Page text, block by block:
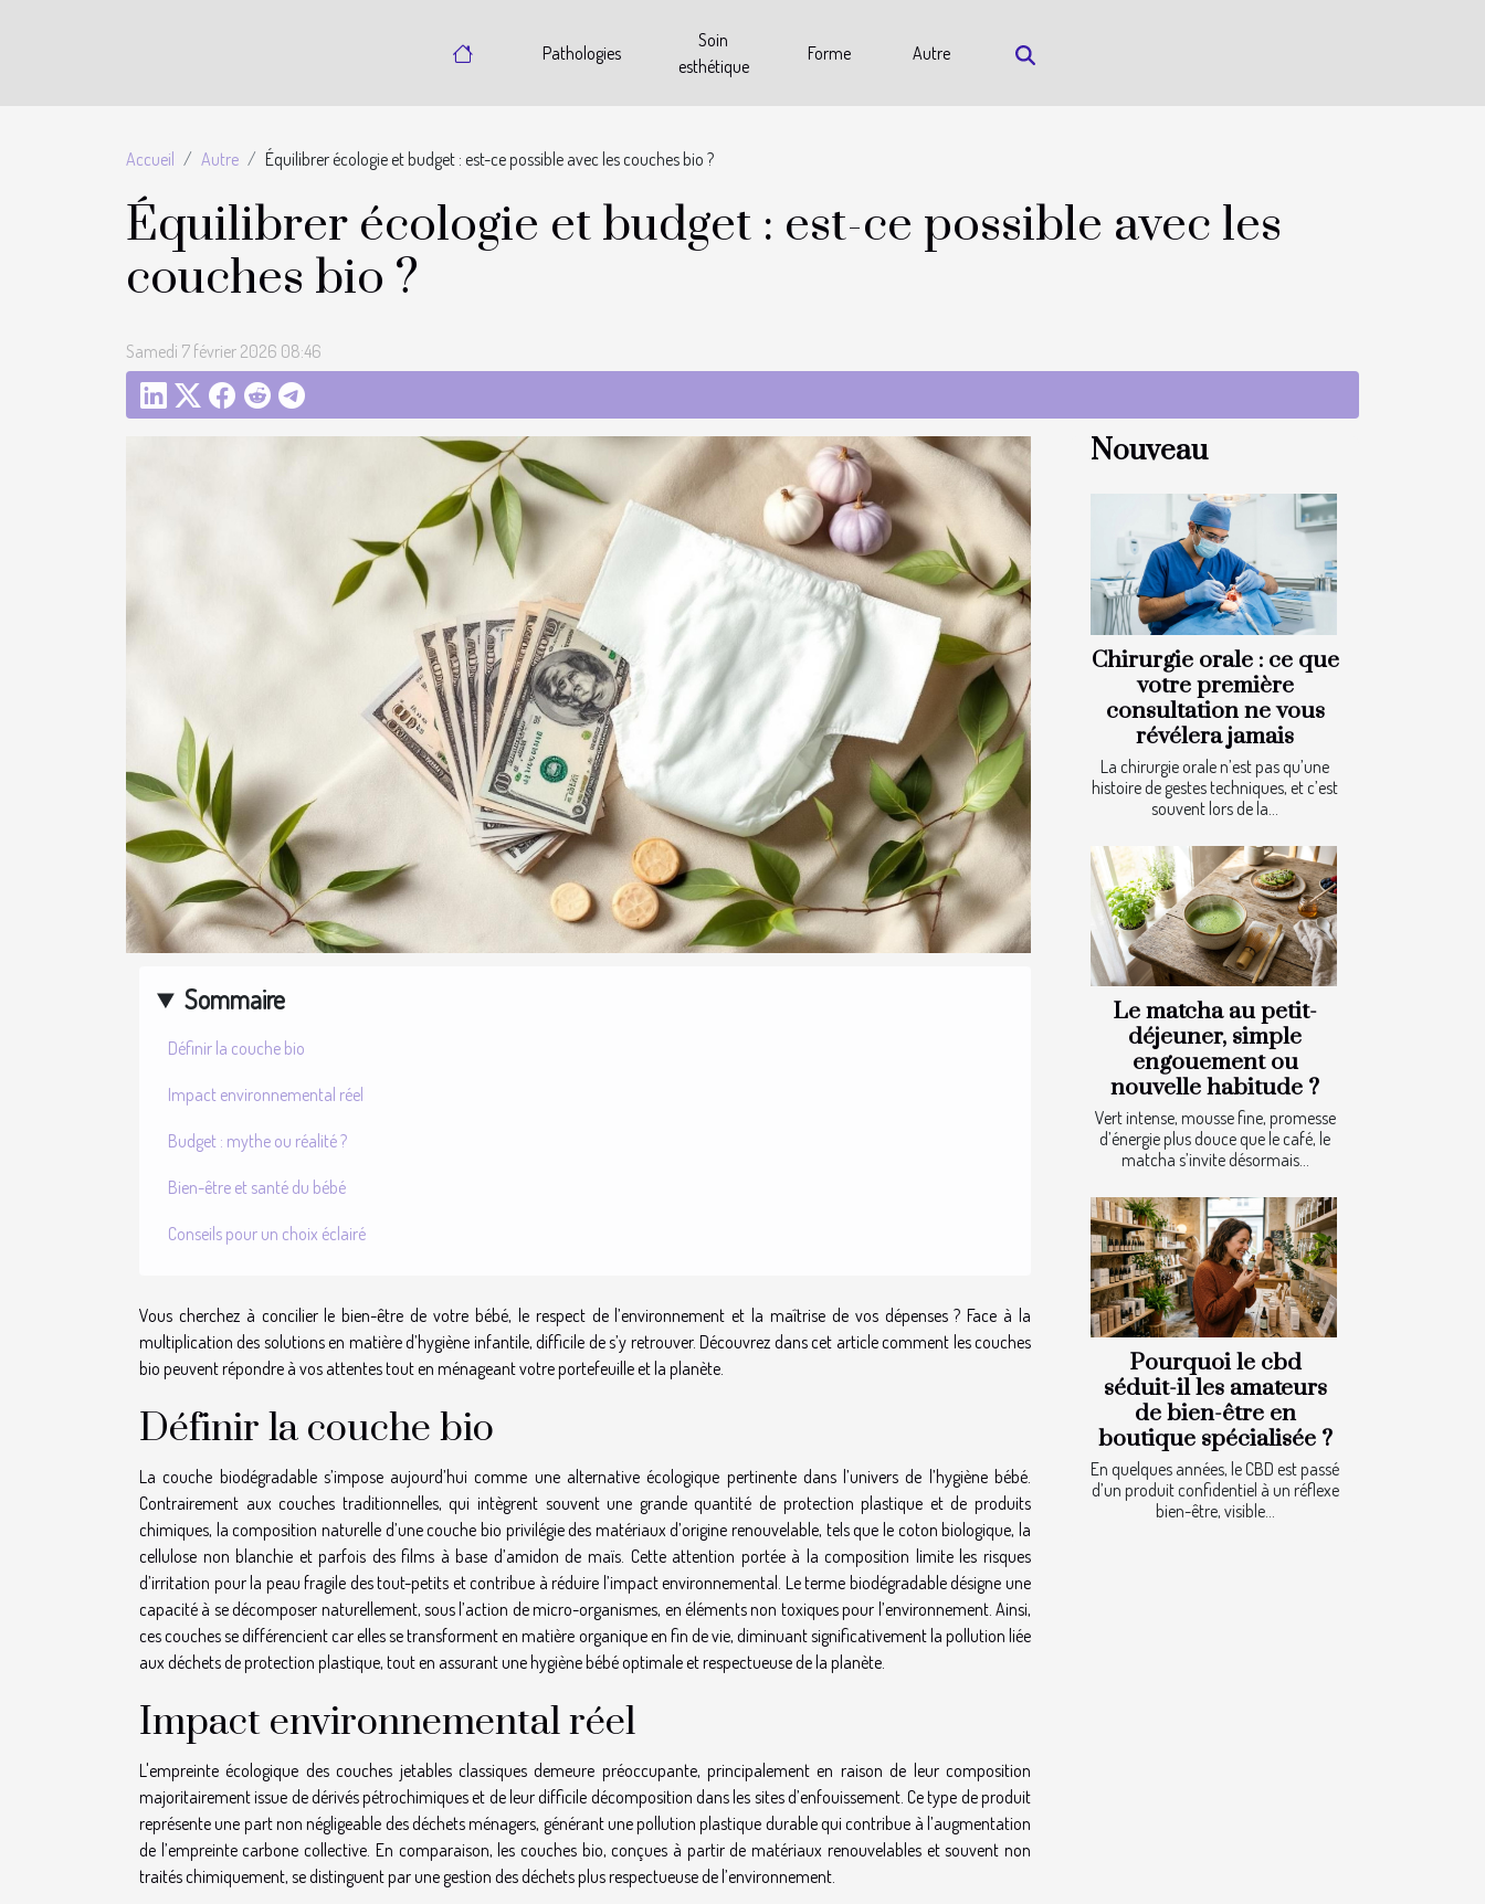
Pathologies
Soin
esthétique
Forme Autre
Accueil Autre Équilibrer écologie et budget : est-ce possible avec les couches bio ?
Équilibrer écologie et budget : est-ce possible avec les
couches bio ?
Samedi 7 février 2026 08:46
Sommaire
Définir la couche bio
Impact environnemental réel
Budget : mythe ou réalité ?
Bien-être et santé du bébé
Conseils pour un choix éclairé
Vous cherchez à concilier le bien-être de votre bébé, le respect de l’environnement et la maîtrise de vos dépenses ? Face à la
multiplication des solutions en matière d’hygiène infantile, difficile de s’y retrouver. Découvrez dans cet article comment les couches
bio peuvent répondre à vos attentes tout en ménageant votre portefeuille et la planète.
Définir la couche bio
La couche biodégradable s’impose aujourd’hui comme une alternative écologique pertinente dans l’univers de l’hygiène bébé.
Contrairement aux couches traditionnelles, qui intègrent souvent une grande quantité de protection plastique et de produits
chimiques, la composition naturelle d’une couche bio privilégie des matériaux d’origine renouvelable, tels que le coton biologique, la
cellulose non blanchie et parfois des films à base d’amidon de maïs. Cette attention portée à la composition limite les risques
d’irritation pour la peau fragile des tout-petits et contribue à réduire l’impact environnemental. Le terme biodégradable désigne une
capacité à se décomposer naturellement, sous l’action de micro-organismes, en éléments non toxiques pour l’environnement. Ainsi,
ces couches se différencient car elles se transforment en matière organique en fin de vie, diminuant significativement la pollution liée
aux déchets de protection plastique, tout en assurant une hygiène bébé optimale et respectueuse de la planète.
Impact environnemental réel
L'empreinte écologique des couches jetables classiques demeure préoccupante, principalement en raison de leur composition
majoritairement issue de dérivés pétrochimiques et de leur difficile décomposition dans les sites d’enfouissement. Ce type de produit
représente une part non négligeable des déchets ménagers, générant une pollution plastique durable qui contribue à l’augmentation
de l’empreinte carbone collective. En comparaison, les couches bio, conçues à partir de matériaux renouvelables et souvent non
traités chimiquement, se distinguent par une gestion des déchets plus respectueuse de l’environnement.
Nouveau
Chirurgie orale : ce que
votre première
consultation ne vous
révélera jamais
La chirurgie orale n’est pas qu’une
histoire de gestes techniques, et c’est
souvent lors de la...
Le matcha au petit-
déjeuner, simple
engouement ou
nouvelle habitude ?
Vert intense, mousse fine, promesse
d’énergie plus douce que le café, le
matcha s’invite désormais...
Pourquoi le cbd
séduit-il les amateurs
de bien-être en
boutique spécialisée ?
En quelques années, le CBD est passé
d’un produit confidentiel à un réflexe
bien-être, visible...